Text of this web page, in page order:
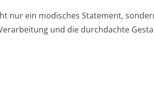
nur ein modisches Statement,
und die durchdachte